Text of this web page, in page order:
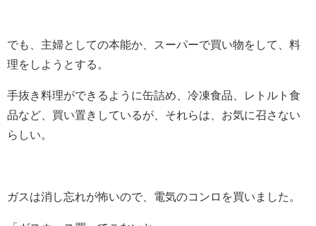
でも、主婦としての本能か、スーパーで買い物をして、料
理をしようとする。
手抜き料理ができるように缶詰め、冷凍食品、レトルト食
品など、買い置きしているが、それらは、お気に召さない
らしい。
ガスは消し忘れが怖いので、電気のコンロを買いました。